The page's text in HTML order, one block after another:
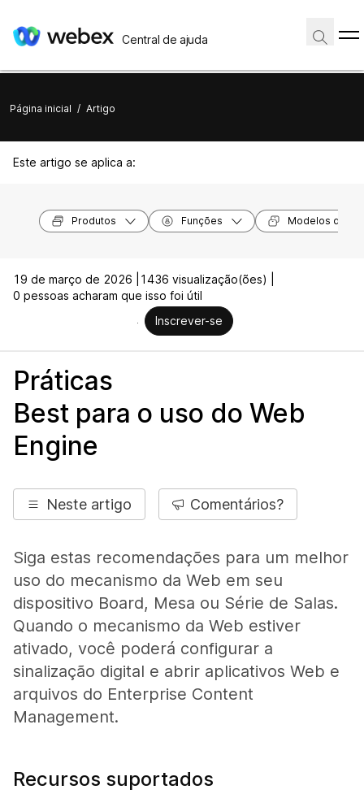
Central de ajuda
Página inicial / Artigo
Este artigo se aplica a:
Produtos Funções Modelos de
19 de março de 2026 |
1436 visualização(ões) |
0 pessoas acharam que isso foi útil
Inscrever-se
Práticas
Best para o uso do Web
Engine
Neste artigo Comentários?
Siga estas recomendações para um melhor
uso do mecanismo da Web em seu
dispositivo Board, Mesa ou Série de Salas.
Quando o mecanismo da Web estiver
ativado, você poderá configurar a
sinalização digital e abrir aplicativos Web e
arquivos do Enterprise Content
Management.
Recursos suportados